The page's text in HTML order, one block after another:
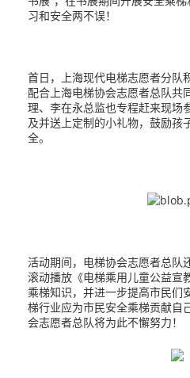
习和安全两不误！
首日，上海现代电梯志愿者分队
配合上海电梯协会志愿者总队共
理、李在永总监也专程赶来现场
及并送上定制的小礼物，鼓励孩
全。
活动期间，电梯协会志愿者总队
滚动播放《电梯乘用儿童公益宣
乘梯知识，并进一步提高市民们
梯行业应为市民安全乘梯贡献自
会志愿者总队将为此不懈努力！